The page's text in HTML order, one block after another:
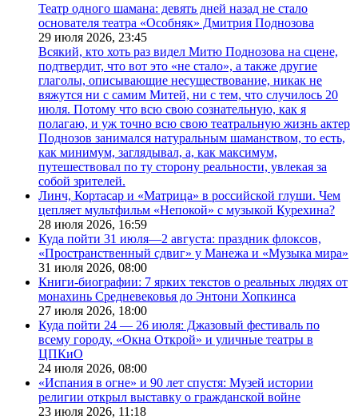
Театр одного шамана: девять дней назад не стало
основателя театра «Особняк» Дмитрия Поднозова
29 июля 2026, 23:45
Всякий, кто хоть раз видел Митю Поднозова на сцене,
подтвердит, что вот это «не стало», а также другие
глаголы, описывающие несуществование, никак не
вяжутся ни с самим Митей, ни с тем, что случилось 20
июля. Потому что всю свою сознательную, как я
полагаю, и уж точно всю свою театральную жизнь актер
Поднозов занимался натуральным шаманством, то есть,
как минимум, заглядывал, а, как максимум,
путешествовал по ту сторону реальности, увлекая за
собой зрителей.
Линч, Кортасар и «Матрица» в российской глуши. Чем
цепляет мультфильм «Непокой» с музыкой Курехина?
28 июля 2026, 16:59
Куда пойти 31 июля—2 августа: праздник флоксов,
«Пространственный сдвиг» у Манежа и «Музыка мира»
31 июля 2026, 08:00
Книги-биографии: 7 ярких текстов о реальных людях от
монахинь Средневековья до Энтони Хопкинса
27 июля 2026, 18:00
Куда пойти 24 — 26 июля: Джазовый фестиваль по
всему городу, «Окна Открой» и уличные театры в
ЦПКиО
24 июля 2026, 08:00
«Испания в огне» и 90 лет спустя: Музей истории
религии открыл выставку о гражданской войне
23 июля 2026, 11:18